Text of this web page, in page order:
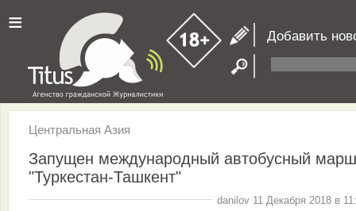
≡ Добавить
Центральная Азия
Запущен международный автобусный
"Туркестан-Ташкент"
danilov 11 Декабря 2018 в